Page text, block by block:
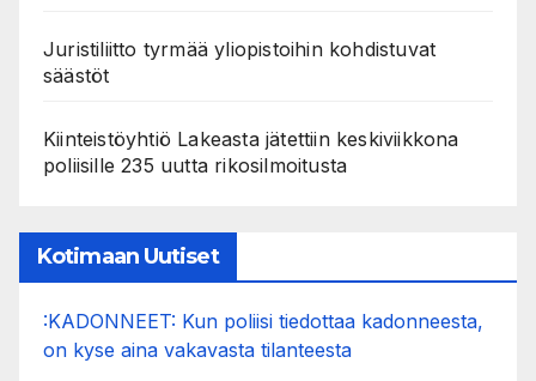
Juristiliitto tyrmää yliopistoihin kohdistuvat
säästöt
Kiinteistöyhtiö Lakeasta jätettiin keskiviikkona
poliisille 235 uutta rikosilmoitusta
Kotimaan Uutiset
:KADONNEET: Kun poliisi tiedottaa kadonneesta,
on kyse aina vakavasta tilanteesta